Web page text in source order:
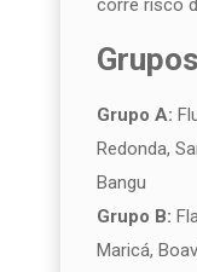
corre risco
Grupo A:
Redonda,
Bangu
Grupo B:
Maricá,